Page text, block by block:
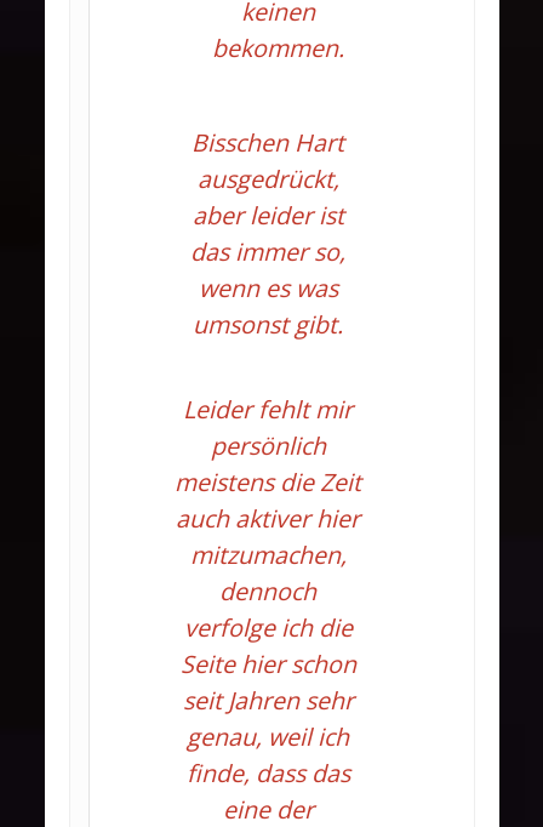
keinen
bekommen.
Bisschen Hart
ausgedrückt,
aber leider ist
das immer so,
wenn es was
umsonst gibt.
Leider fehlt mir
persönlich
meistens die Zeit
auch aktiver hier
mitzumachen,
dennoch
verfolge ich die
Seite hier schon
seit Jahren sehr
genau, weil ich
finde, dass das
eine der